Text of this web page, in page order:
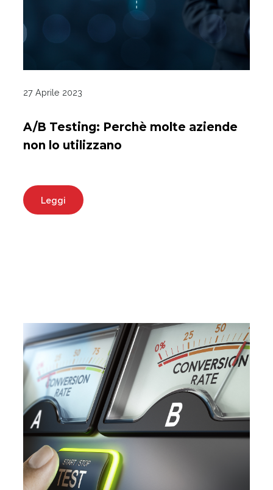
27 Aprile 2023
A/B Testing: Perchè molte aziende
non lo utilizzano
Leggi